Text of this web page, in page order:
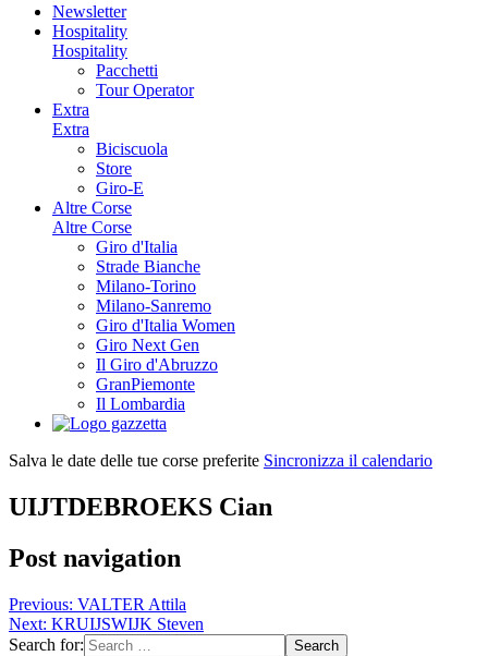
Newsletter
Hospitality
Hospitality
Pacchetti
Tour Operator
Extra
Extra
Biciscuola
Store
Giro-E
Altre Corse
Altre Corse
Giro d'Italia
Strade Bianche
Milano-Torino
Milano-Sanremo
Giro d'Italia Women
Giro Next Gen
Il Giro d'Abruzzo
GranPiemonte
Il Lombardia
Salva le date delle tue corse preferite Sincronizza il calendario
UIJTDEBROEKS Cian
Post navigation
Previous: VALTER Attila
Next: KRUIJSWIJK Steven
Search for: